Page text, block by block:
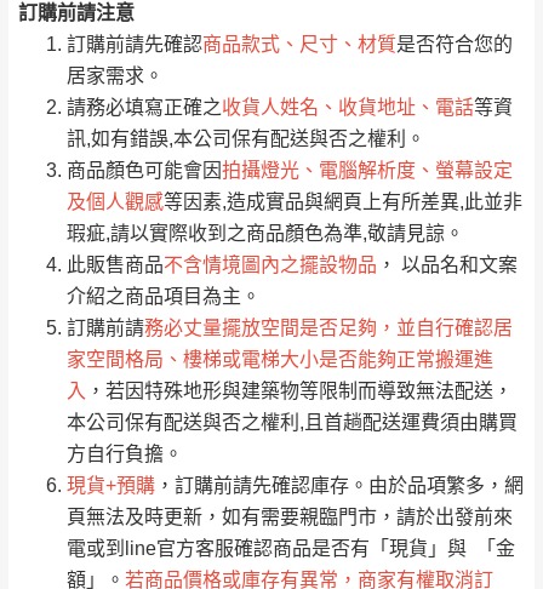
訂購前請注意
訂購前請先確認商品款式、尺寸、材質是否符合您的
居家需求。
請務必填寫正確之收貨人姓名、收貨地址、電話等資
訊,如有錯誤,本公司保有配送與否之權利。
商品顏色可能會因拍攝燈光、電腦解析度、螢幕設定
及個人觀感等因素,造成實品與網頁上有所差異,此並非
瑕疵,請以實際收到之商品顏色為準,敬請見諒。
此販售商品不含情境圖內之擺設物品 ， 以品名和文案
介紹之商品項目為主。
訂購前請務必丈量擺放空間是否足夠，並自行確認居
家空間格局、樓梯或電梯大小是否能夠正常搬運進
入 ，若因特殊地形與建築物等限制而導致無法配送，
本公司保有配送與否之權利,且首趟配送運費須由購買
方自行負擔。
現貨+預購 ，訂購前請先確認庫存。由於品項繁多，網
頁無法及時更新，如有需要親臨門市，請於出發前來
電或到line官方客服確認商品是否有「現貨」與 「金
額」。 若商品價格或庫存有異常，商家有權取消訂
運 費 說 明
運送地區 運送費用
偏遠地區
（請先線上詢問 LINE
→@dershin ）
桃園
免 運
費
復興鄉
新竹
峨眉鄉、五峰鄉、
橫山、北埔鄉、尖
石鄉、寶山鄉山
區、新埔山區、芎
里
台北 無
注意事項：
由於品項繁多，網頁無法及時更新，如有需
要購買商品，請於出發前來電或到「官方
Line客服」來信確認商品是否有「現貨」與
「金額」。
若商品價格或庫存有異常，商家有權取消訂
單。部分網路商品恕無法更改原設計或客製，敬請
見諒！
接單後二日內(不含例假日)，我們客服會與您
電話聯絡或E-Mail通知確認訂單。
（線上客
服 LINE → @dershin）
下單前先詢問是否現貨 ，若未詢問下單後無
現貨我們客服會再來電或E-Mail與您聯絡
（洽詢方式請搜尋 Line ID → @dershin）
運送範圍：限定北至基隆，南至苗栗，偏遠
地區恕無法提供運送 (詳見運送規章)。
0/5 (0)筆
全部 依評論高至低排列
依評論低至高排列 只顯示附上圖片
只顯示附上評論